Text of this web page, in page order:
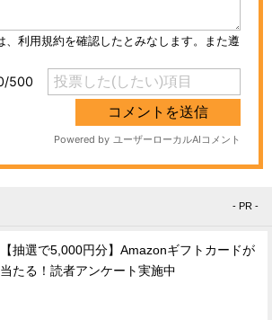
- PR -
【抽選で5,000円分】Amazonギフトカードが
当たる！読者アンケート実施中